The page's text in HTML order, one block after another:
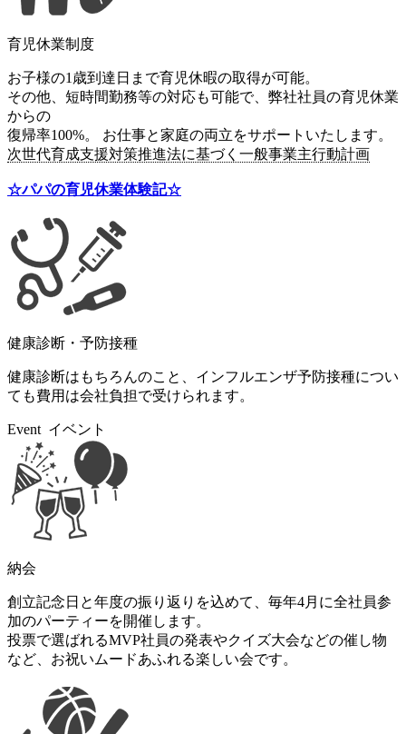
育児休業制度
お子様の1歳到達日まで育児休暇の取得が可能。
その他、短時間勤務等の対応も可能で、弊社社員の育児休業
からの
復帰率100%。 お仕事と家庭の両立をサポートいたします。
次世代育成支援対策推進法に基づく一般事業主行動計画
☆パパの育児休業体験記☆
健康診断・予防接種
健康診断はもちろんのこと、インフルエンザ予防接種につい
ても費用は会社負担で受けられます。
Event イベント
納会
創立記念日と年度の振り返りを込めて、毎年4月に全社員参
加のパーティーを開催します。
投票で選ばれるMVP社員の発表やクイズ大会などの催し物
など、お祝いムードあふれる楽しい会です。